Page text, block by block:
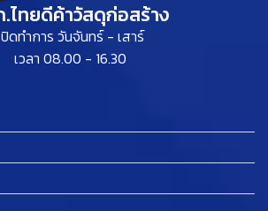
ไทยดีค้าวัสดุก่อสร้าง
ปิดทำการ วันจันทร์ - เสาร์
เวลา 08.00 - 16.30